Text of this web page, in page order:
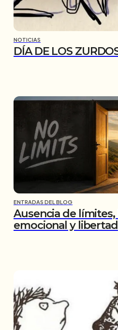
NOTICIAS
DÍA DE LOS
ENTRADAS DEL BLOG
Ausencia de
emocional y libertad